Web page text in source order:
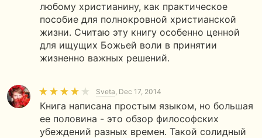
любому христианину, как практическое
пособие для полнокровной христианской
жизни. Считаю эту книгу особенно ценной
для ищущих Божьей воли в принятии
жизненно важных решений.
Sveta, Dec 17, 2014
Книга написана простым языком, но большая
ее половина - это обзор философских
убеждений разных времен. Такой солидный